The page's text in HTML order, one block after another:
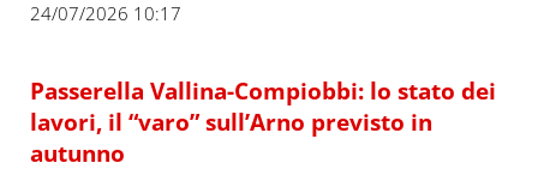
24/07/2026 10:17
Passerella Vallina-Compiobbi: lo stato dei
lavori, il “varo” sull’Arno previsto in
autunno